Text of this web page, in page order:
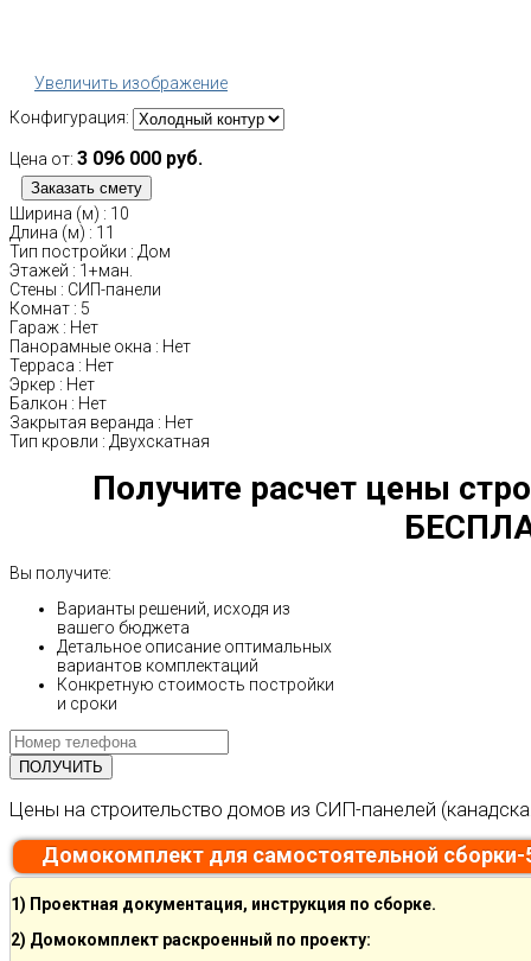
Увеличить изображение
Конфигурация:
Цена от: 3 096 000 руб.
Ширина (м) : 10
Длина (м) : 11
Тип постройки : Дом
Этажей : 1+ман.
Стены : СИП-панели
Комнат : 5
Гараж : Нет
Панорамные окна : Нет
Терраса : Нет
Эркер : Нет
Балкон : Нет
Закрытая веранда : Нет
Тип кровли : Двухскатная
Получите расчет цены
Вы получите:
Варианты решений, исходя из
вашего бюджета
Детальное описание оптимальных
вариантов комплектаций
Конкретную стоимость постройки
и сроки
Цены на строительство домов из СИП-панелей
Домокомплект для самостоятельной
1) Проектная документация, инструкция по сборке.
2) Домокомплект раскроенный по проекту: